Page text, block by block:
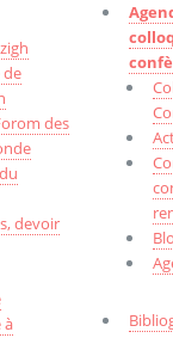
de
des
devoir
à